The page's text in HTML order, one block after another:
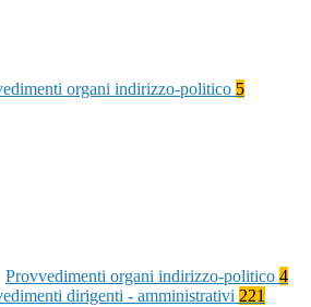
organi indirizzo-politico 5
Provvedimenti organi indirizzo-politico 4
dirigenti - amministrativi 221